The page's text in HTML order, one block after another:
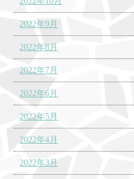
2022年9月
2022年8月
2022年7月
2022年6月
2022年5月
2022年4月
2022年3月